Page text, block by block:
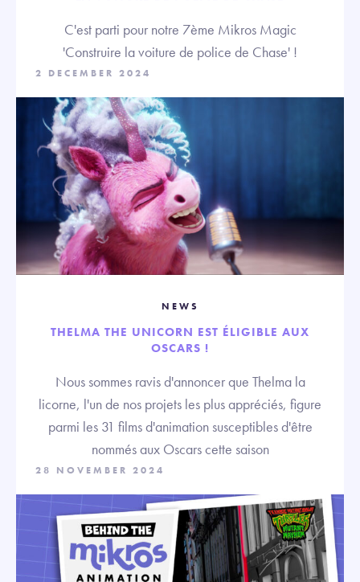
C'est parti pour notre 7ème Mikros Magic
'Construire la voiture de police de Chase' !
2 DECEMBER 2024
NEWS
THELMA THE UNICORN EST ÉLIGIBLE AUX
OSCARS !
Nous sommes ravis d'annoncer que Thelma la
licorne, l'un de nos projets les plus appréciés, figure
parmi les 31 films d'animation susceptibles d'être
nommés aux Oscars cette saison
28 NOVEMBER 2024